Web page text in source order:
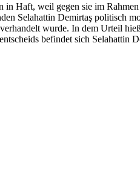
Haft, weil gegen sie im
Selahattin Demirtaş politisch
wurde. In dem Urteil
befindet sich Selahattin